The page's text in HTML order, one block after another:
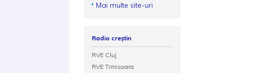
Mai multe site-uri
Radio creștin
RVE Cluj
RVE Timisoara